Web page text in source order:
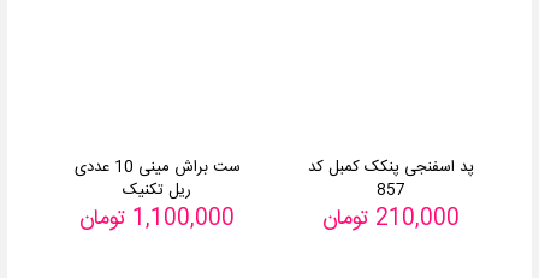
پد اسفنجی پنکک کمبل کد
857
210,000 تومان
ست براش مینی 10 عددی
ریل تکنیک
1,100,000 تومان